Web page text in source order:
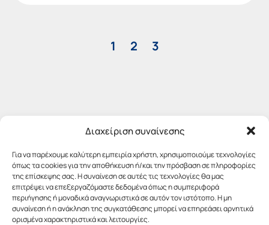
Διαχείριση συναίνεσης
Για να παρέχουμε καλύτερη εμπειρία χρήστη, χρησιμοποιούμε τεχνολογίες
όπως τα cookies για την αποθήκευση ή/και την πρόσβαση σε πληροφορίες
της επίσκεψης σας. Η συναίνεση σε αυτές τις τεχνολογίες θα μας
επιτρέψει να επεξεργαζόμαστε δεδομένα όπως η συμπεριφορά
περιήγησης ή μοναδικά αναγνωριστικά σε αυτόν τον ιστότοπο. Η μη
συναίνεση ή η ανάκληση της συγκατάθεσης μπορεί να επηρεάσει αρνητικά
ορισμένα χαρακτηριστικά και λειτουργίες.
1 2 3